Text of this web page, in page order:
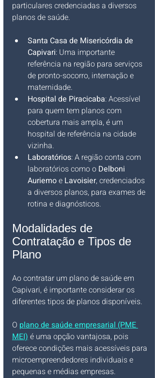
particulares credenciadas a diversos
planos de saúde.
Santa Casa de Misericórdia de
Capivari: Uma importante
referência na região para serviços
de pronto-socorro, internação e
maternidade.
Hospital de Piracicaba: Acessível
para quem tem planos com
cobertura mais ampla, é um
hospital de referência na cidade
vizinha.
Laboratórios: A região conta com
laboratórios como o Delboni
Auriemo e Lavoisier, credenciados
a diversos planos, para exames de
rotina e diagnósticos.
Modalidades de
Contratação e Tipos de
Plano
Ao contratar um plano de saúde em
Capivari, é importante considerar os
diferentes tipos de planos disponíveis.
O plano de saúde empresarial (PME
MEI) é uma opção vantajosa, pois
oferece condições mais acessíveis para
microempreendedores individuais e
pequenas e médias empresas.